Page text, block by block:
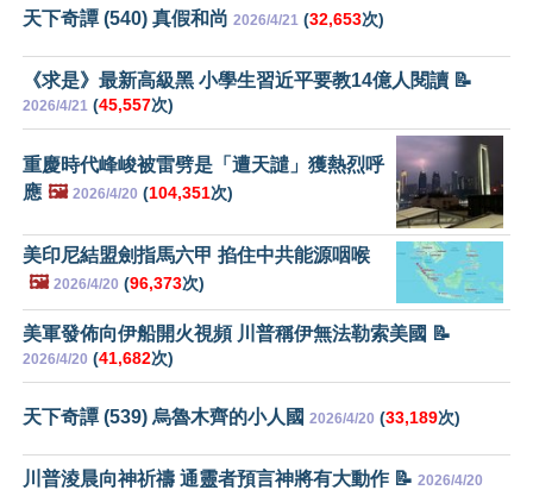
天下奇譚 (540) 真假和尚 2026/4/21 (32,653次)
《求是》最新高級黑 小學生習近平要教14億人閱讀 📝
2026/4/21 (45,557次)
重慶時代峰峻被雷劈是「遭天譴」獲熱烈呼
應 🖼️ 2026/4/20 (104,351次)
美印尼結盟劍指馬六甲 掐住中共能源咽喉
🖼️ 2026/4/20 (96,373次)
美軍發佈向伊船開火視頻 川普稱伊無法勒索美國 📝
2026/4/20 (41,682次)
天下奇譚 (539) 烏魯木齊的小人國 2026/4/20 (33,189次)
川普淩晨向神祈禱 通靈者預言神將有大動作 📝 2026/4/20